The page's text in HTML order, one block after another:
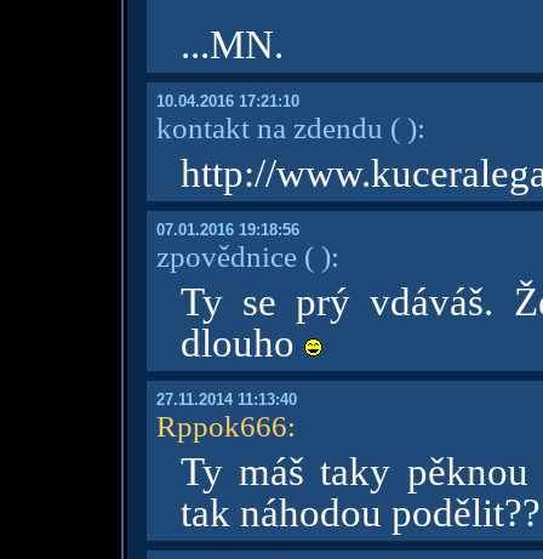
...MN.
10.04.2016 17:21:10
kontakt na zdendu ( ):
http://
07.01.2016 19:18:56
zpovědnice( ):
Ty se prý vdáváš.
dlouho
27.11.2014 11:13:40
Rppok666:
Ty máš taky pěknou
tak náhodou